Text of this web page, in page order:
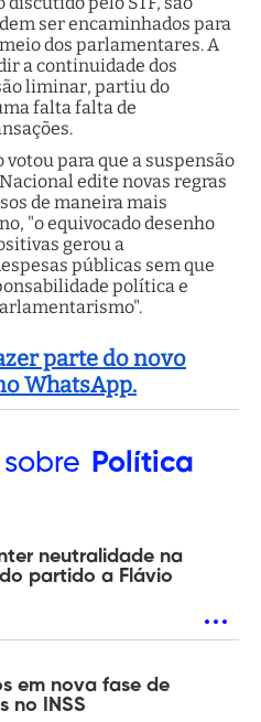
ser encaminhados para
dos parlamentares. A
a continuidade dos
liminar, partiu do
falta falta de
para que a suspensão
edite novas regras
de maneira mais
"o equivocado desenho
gerou a
públicas sem que
política e
parte do novo
WhatsApp.
Política
neutralidade na
partido a Flávio
em nova fase de
no INSS